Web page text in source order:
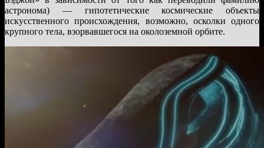
астронома) — гипотетические космические объекты
искусственного происхождения, возможно, осколки одного
крупного тела, взорвавшегося на околоземной орбите.